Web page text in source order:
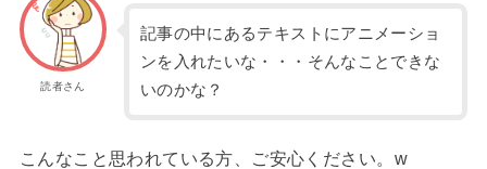
読者さん
記事の中にあるテキストにアニメーショ
ンを入れたいな・・・そんなことできな
いのかな？
こんなこと思われている方、ご安心ください。w